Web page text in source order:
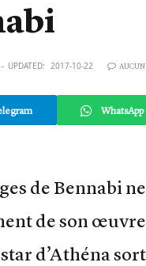
UPDATED: 2017-10-22
WhatsApp
de Bennabi
de son
d’Athéna